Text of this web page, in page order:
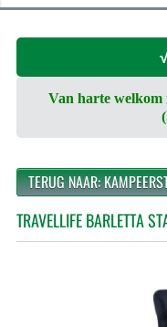
Van harte
TERUG NAAR:
TRAVELLIFE BARLETTA